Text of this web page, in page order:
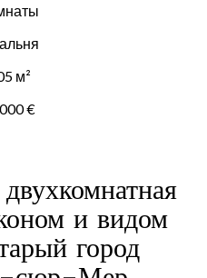
м²
€
и видом
город